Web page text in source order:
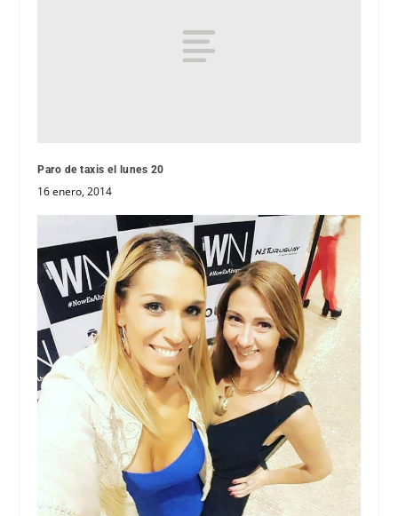
Paro de taxis el lunes 20
16 enero, 2014